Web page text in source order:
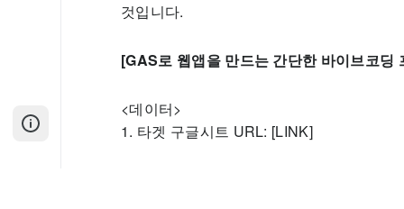
것입니다.
[GAS로 웹앱을 만드는 간단한 바이브코딩
<데이터>
1. 타겟 구글시트 URL: [LINK]